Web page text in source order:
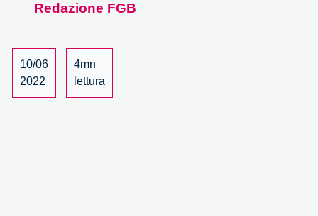
Redazione FGB
10/06
2022
4mn
lettura